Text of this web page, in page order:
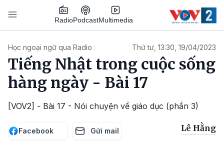
Nhảy đến nội dung
RadioPodcastMultimedia
Học ngoại ngữ qua Radio Thứ tư, 13:30, 19/04/2023
Tiếng Nhật trong cuộc sống
hàng ngày - Bài 17
[VOV2] - Bài 17 - Nói chuyện về giáo dục (phần 3)
Facebook Gửi mail Lê Hằng